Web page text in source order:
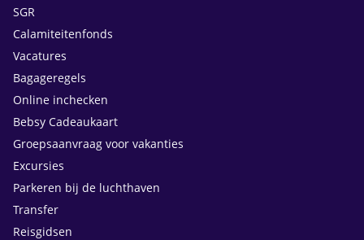
SGR
Calamiteitenfonds
Vacatures
Bagageregels
Online inchecken
Bebsy Cadeaukaart
Groepsaanvraag voor vakanties
Excursies
Parkeren bij de luchthaven
Transfer
Reisgidsen